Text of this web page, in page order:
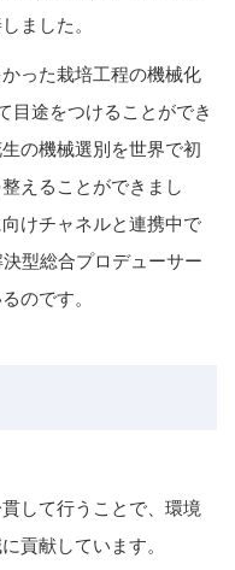
ました。
った栽培工程の機械化
目途をつけることができ
の機械選別を世界で初
えることができまし
けチャネルと連携中で
型総合プロデューサー
のです。
して行うことで、環境
貢献しています。